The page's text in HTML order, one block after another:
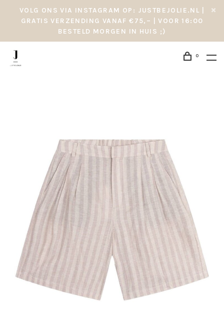
VOLG ONS VIA INSTAGRAM OP: JUSTBEJOLIE.NL |
GRATIS VERZENDING VANAF €75,– | VOOR 16:00
BESTELD MORGEN IN HUIS ;)
0